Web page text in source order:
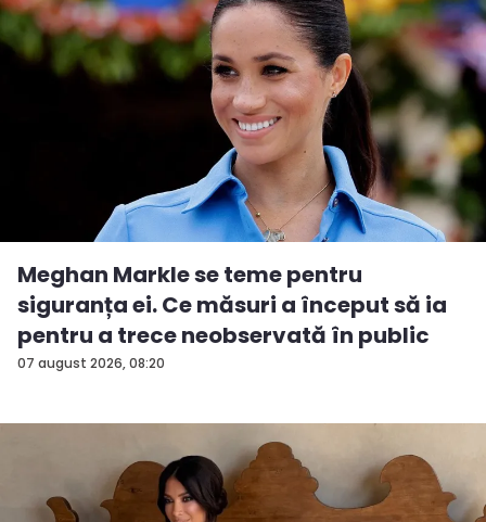
07 august 2026, 08:20
Meghan Markle se teme pentru
siguranța ei. Ce măsuri a început să ia
pentru a trece neobservată în public